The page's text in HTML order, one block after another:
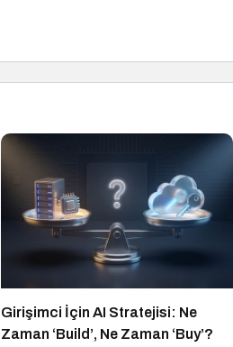
Girişimci İçin AI Stratejisi: Ne
Zaman ‘Build’, Ne Zaman ‘Buy’?